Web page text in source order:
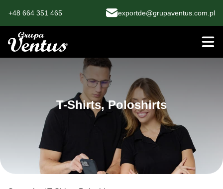
+48 664 351 465 exportde@grupaventus.com.pl
T-Shirts, Poloshirts